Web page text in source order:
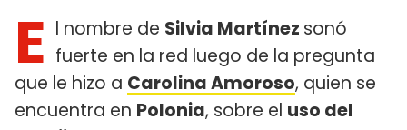
E l nombre de Silvia Martínez sonó
fuerte en la red luego de la pregunta
que le hizo a Carolina Amoroso, quien se
encuentra en Polonia, sobre el uso del